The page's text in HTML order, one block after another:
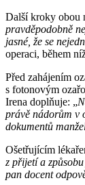
Další kroky obou
pravděpodobně
jasné, že se
operaci, během
Před zahájením
s fotonovým
Irena doplňuje: „
právě nádorům v
dokumentů
Ošetřujícím
z přijetí a
pan docent